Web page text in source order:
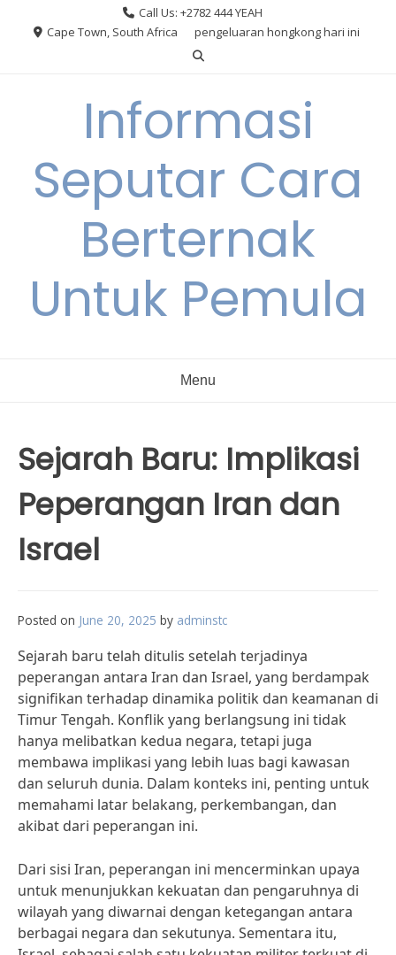
Call Us: +2782 444 YEAH
Cape Town, South Africa
pengeluaran hongkong hari ini
Informasi
Seputar Cara
Berternak
Untuk Pemula
Menu
Sejarah Baru: Implikasi
Peperangan Iran dan
Israel
Posted on June 20, 2025 by adminstc
Sejarah baru telah ditulis setelah terjadinya
peperangan antara Iran dan Israel, yang berdampak
signifikan terhadap dinamika politik dan keamanan di
Timur Tengah. Konflik yang berlangsung ini tidak
hanya melibatkan kedua negara, tetapi juga
membawa implikasi yang lebih luas bagi kawasan
dan seluruh dunia. Dalam konteks ini, penting untuk
memahami latar belakang, perkembangan, dan
akibat dari peperangan ini.
Dari sisi Iran, peperangan ini mencerminkan upaya
untuk menunjukkan kekuatan dan pengaruhnya di
wilayah yang diwarnai dengan ketegangan antara
berbagai negara dan sekutunya. Sementara itu,